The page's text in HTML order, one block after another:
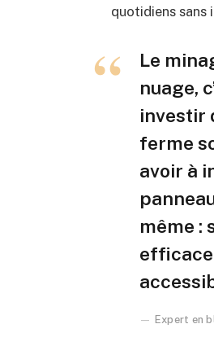
quotidiens sans
Le
nuage,
investir
ferme
avoir à
même :
Expert en